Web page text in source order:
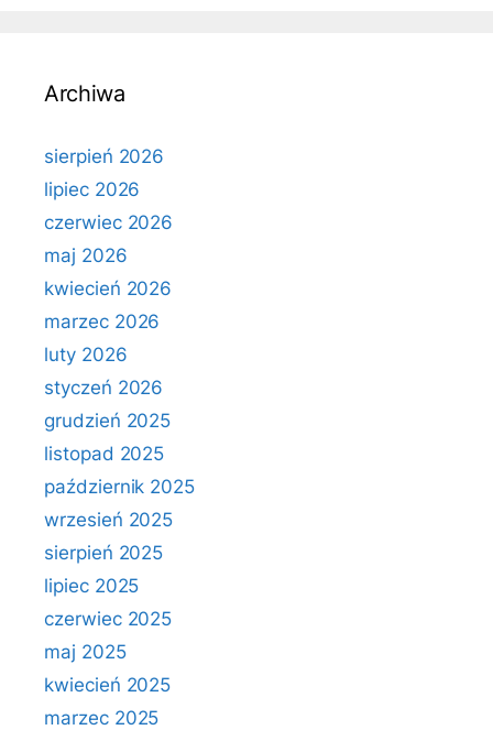
Archiwa
sierpień 2026
lipiec 2026
czerwiec 2026
maj 2026
kwiecień 2026
marzec 2026
luty 2026
styczeń 2026
grudzień 2025
listopad 2025
październik 2025
wrzesień 2025
sierpień 2025
lipiec 2025
czerwiec 2025
maj 2025
kwiecień 2025
marzec 2025